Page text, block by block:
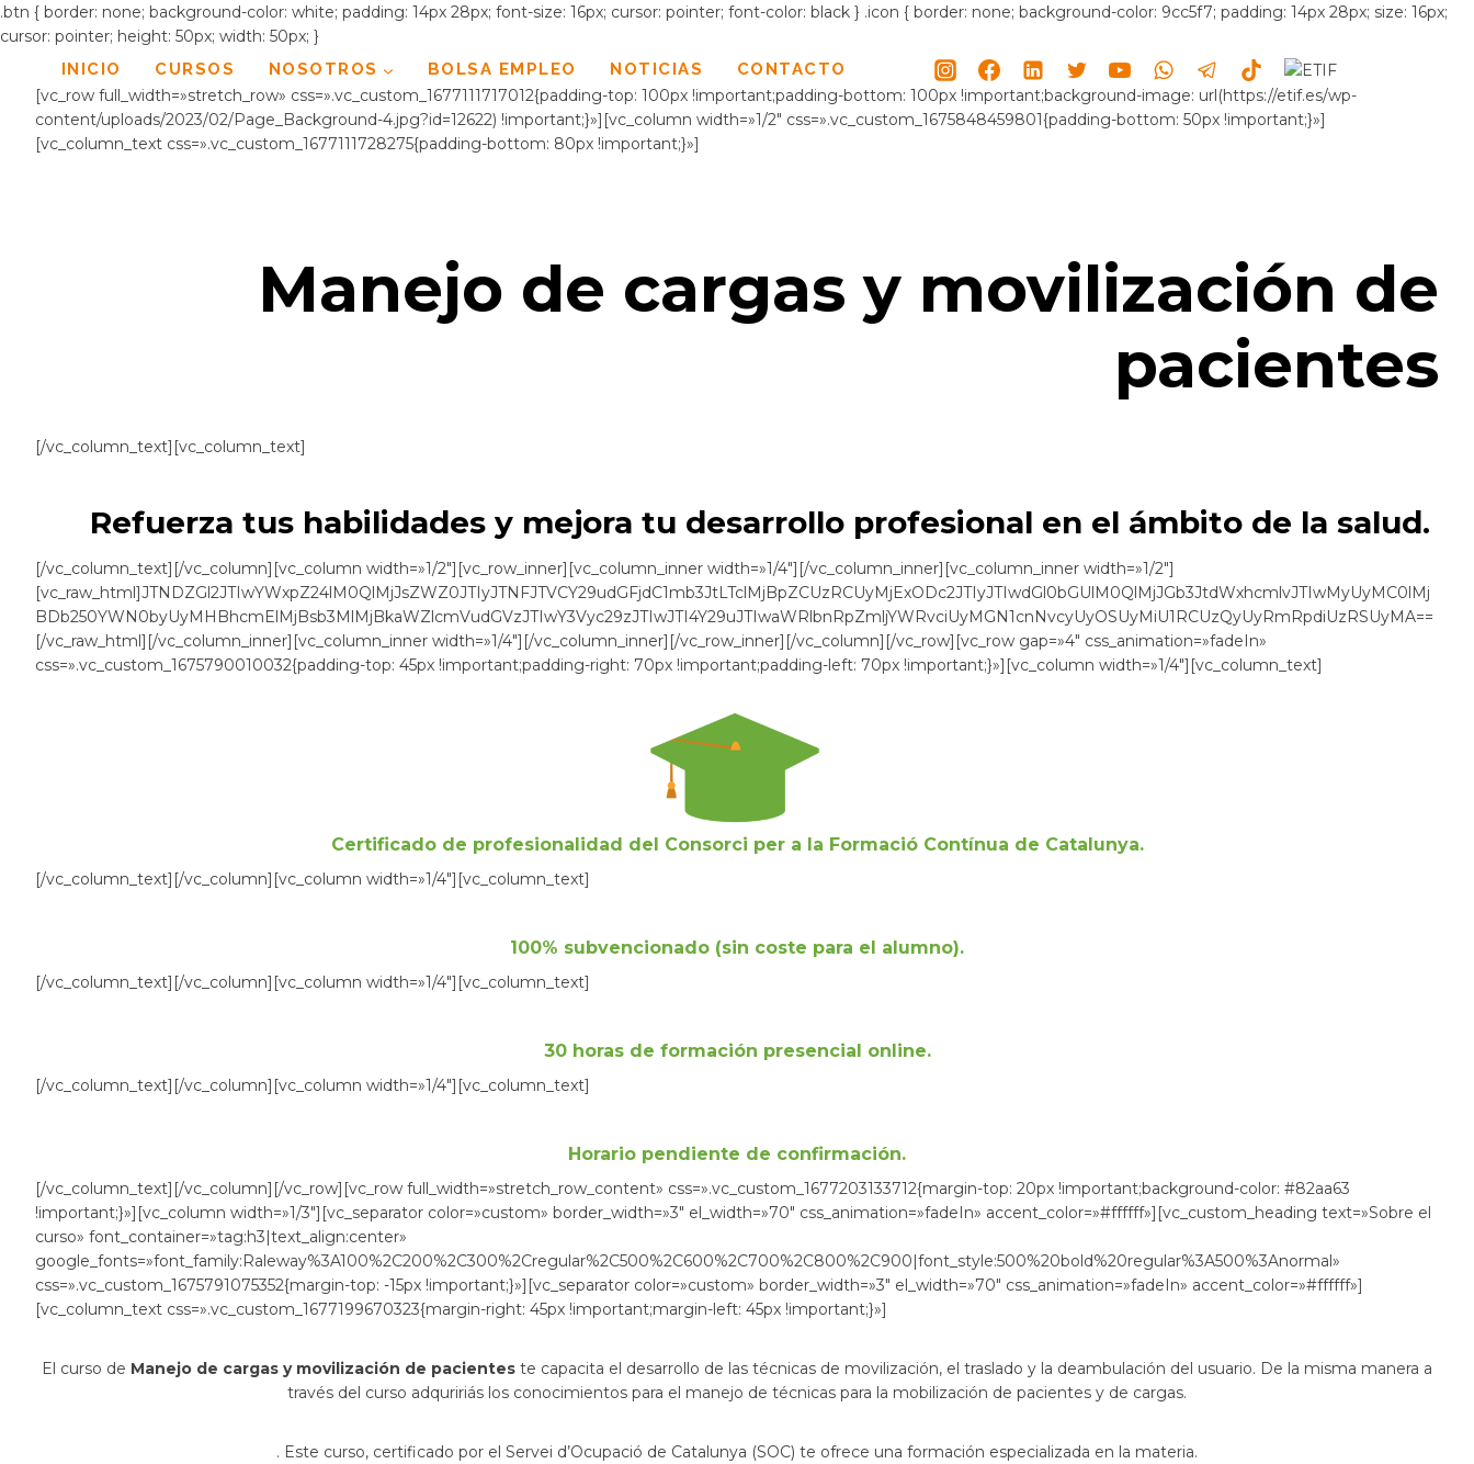
.btn { border: none; background-color: white; padding: 14px 28px; font-size: 16px; cursor: pointer; font-color: black } .icon { border: none; background-color: 9cc5f7; padding: 14px 28px; size: 16px;
cursor: pointer; height: 50px; width: 50px; }
contenido
INICIO CURSOS NOSOTROS BOLSA EMPLEO NOTICIAS
CONTACTO
[vc_row full_width=»stretch_row» css=».vc_custom_1677111717012{padding-top: 100px !important;padding-bottom: 100px !important;background-image: url(https://etif.es/wp-
content/uploads/2023/02/Page_Background-4.jpg?id=12622) !important;}»][vc_column width=»1/2″ css=».vc_custom_1675848459801{padding-bottom: 50px !important;}»]
[vc_column_text css=».vc_custom_1677111728275{padding-bottom: 80px !important;}»]
Manejo de cargas y movilización de
pacientes
[/vc_column_text][vc_column_text]
Refuerza tus habilidades y mejora tu desarrollo profesional en el ámbito de la salud.
[/vc_column_text][/vc_column][vc_column width=»1/2″][vc_row_inner][vc_column_inner width=»1/4″][/vc_column_inner][vc_column_inner width=»1/2″]
[vc_raw_html]JTNDZGl2JTIwYWxpZ24lM0QlMjJsZWZ0JTIyJTNFJTVCY29udGFjdC1mb3JtLTclMjBpZCUzRCUyMjExODc2JTIyJTIwdGl0bGUlM0QlMjJGb3JtdWxhcmlvJTIwMyUyMC0lMj
BDb250YWN0byUyMHBhcmElMjBsb3MlMjBkaWZlcmVudGVzJTIwY3Vyc29zJTIwJTI4Y29uJTIwaWRlbnRpZmljYWRvciUyMGN1cnNvcyUyOSUyMiU1RCUzQyUyRmRpdiUzRSUyMA==
[/vc_raw_html][/vc_column_inner][vc_column_inner width=»1/4″][/vc_column_inner][/vc_row_inner][/vc_column][/vc_row][vc_row gap=»4″ css_animation=»fadeIn»
css=».vc_custom_1675790010032{padding-top: 45px !important;padding-right: 70px !important;padding-left: 70px !important;}»][vc_column width=»1/4″][vc_column_text]
Certificado de profesionalidad del Consorci per a la Formació Contínua de Catalunya.
[/vc_column_text][/vc_column][vc_column width=»1/4″][vc_column_text]
100% subvencionado (sin coste para el alumno).
[/vc_column_text][/vc_column][vc_column width=»1/4″][vc_column_text]
30 horas de formación presencial online.
[/vc_column_text][/vc_column][vc_column width=»1/4″][vc_column_text]
Horario pendiente de confirmación.
[/vc_column_text][/vc_column][/vc_row][vc_row full_width=»stretch_row_content» css=».vc_custom_1677203133712{margin-top: 20px !important;background-color: #82aa63
!important;}»][vc_column width=»1/3″][vc_separator color=»custom» border_width=»3″ el_width=»70″ css_animation=»fadeIn» accent_color=»#ffffff»][vc_custom_heading text=»Sobre el
curso» font_container=»tag:h3|text_align:center»
google_fonts=»font_family:Raleway%3A100%2C200%2C300%2Cregular%2C500%2C600%2C700%2C800%2C900|font_style:500%20bold%20regular%3A500%3Anormal»
css=».vc_custom_1675791075352{margin-top: -15px !important;}»][vc_separator color=»custom» border_width=»3″ el_width=»70″ css_animation=»fadeIn» accent_color=»#ffffff»]
[vc_column_text css=».vc_custom_1677199670323{margin-right: 45px !important;margin-left: 45px !important;}»]
El curso de Manejo de cargas y movilización de pacientes te capacita el desarrollo de las técnicas de movilización, el traslado y la deambulación del usuario. De la misma manera a
través del curso adquririás los conocimientos para el manejo de técnicas para la mobilización de pacientes y de cargas.
. Este curso, certificado por el Servei d’Ocupació de Catalunya (SOC) te ofrece una formación especializada en la materia.